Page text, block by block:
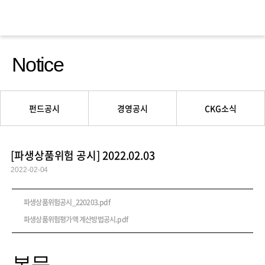
Notice
펀드공시 경영공시 CKG소식
[파생상품위험 공시] 2022.02.03
2022-02-04
파생상품위험공시_220203.pdf
파생상품위험평가액 계산방법공시.pdf